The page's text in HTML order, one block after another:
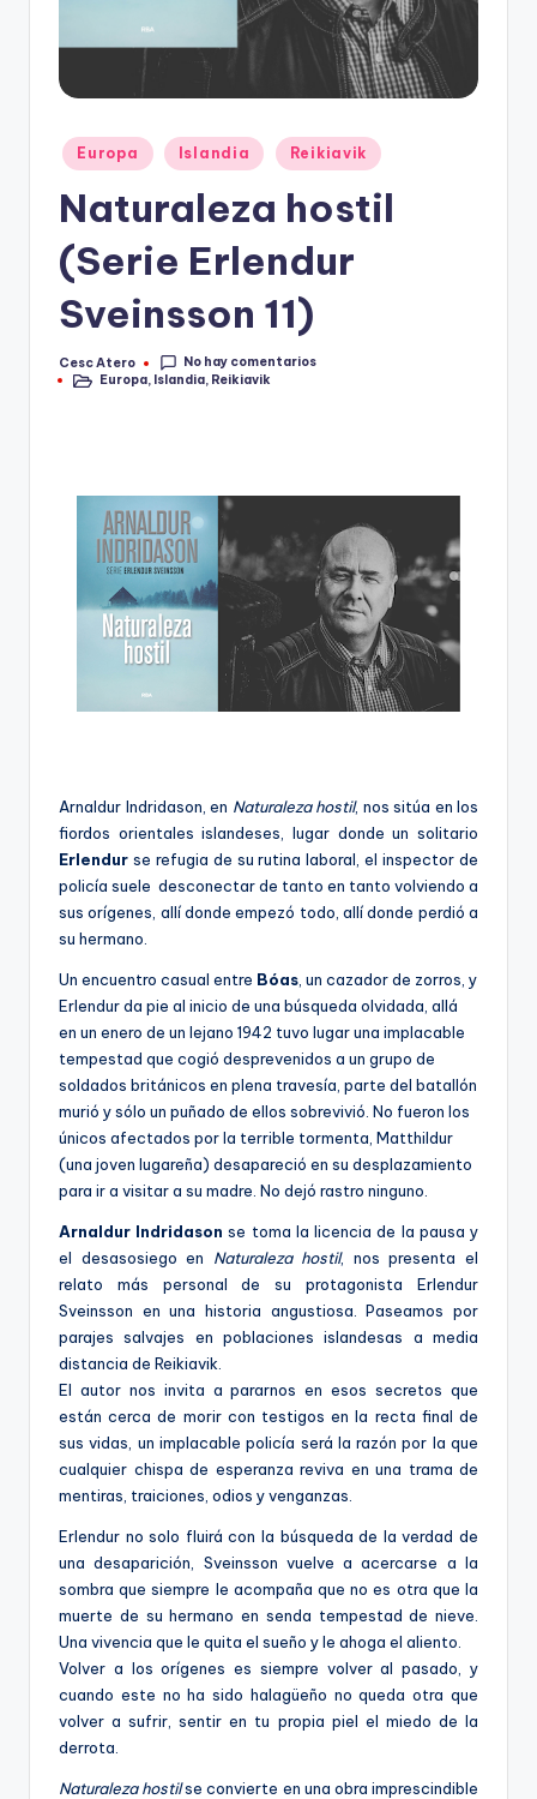
Publicado
en
Europa Islandia Reikiavik
Naturaleza hostil
(Serie Erlendur
Sveinsson 11)
Publicado
por
Cesc Atero
No hay comentarios
Publicado
Europa, Islandia, Reikiavik
Arnaldur Indridason, en Naturaleza hostil, nos sitúa en los
fiordos orientales islandeses, lugar donde un solitario
Erlendur se refugia de su rutina laboral, el inspector de
policía suele desconectar de tanto en tanto volviendo a
sus orígenes, allí donde empezó todo, allí donde perdió a
su hermano.
Un encuentro casual entre Bóas , un cazador de zorros, y
Erlendur da pie al inicio de una búsqueda olvidada, allá
en un enero de un lejano 1942 tuvo lugar una implacable
tempestad que cogió desprevenidos a un grupo de
soldados británicos en plena travesía, parte del batallón
murió y sólo un puñado de ellos sobrevivió. No fueron los
únicos afectados por la terrible tormenta, Matthildur
(una joven lugareña) desapareció en su desplazamiento
para ir a visitar a su madre. No dejó rastro ninguno.
Arnaldur Indridason se toma la licencia de la pausa y
el desasosiego en Naturaleza hostil, nos presenta el
relato más personal de su protagonista Erlendur
Sveinsson en una historia angustiosa. Paseamos por
parajes salvajes en poblaciones islandesas a media
distancia de Reikiavik.
El autor nos invita a pararnos en esos secretos que
están cerca de morir con testigos en la recta final de
sus vidas, un implacable policía será la razón por la que
cualquier chispa de esperanza reviva en una trama de
mentiras, traiciones, odios y venganzas.
Erlendur no solo fluirá con la búsqueda de la verdad de
una desaparición, Sveinsson vuelve a acercarse a la
sombra que siempre le acompaña que no es otra que la
muerte de su hermano en senda tempestad de nieve.
Una vivencia que le quita el sueño y le ahoga el aliento.
Volver a los orígenes es siempre volver al pasado, y
cuando este no ha sido halagüeño no queda otra que
volver a sufrir, sentir en tu propia piel el miedo de la
derrota.
Naturaleza hostilse convierte en una obra imprescindible